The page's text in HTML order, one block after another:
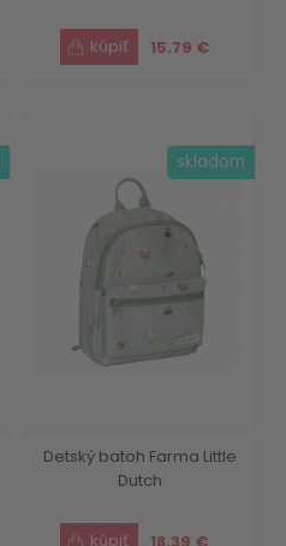
15.79 €
Detský batoh Farma Little
Dutch
skladom